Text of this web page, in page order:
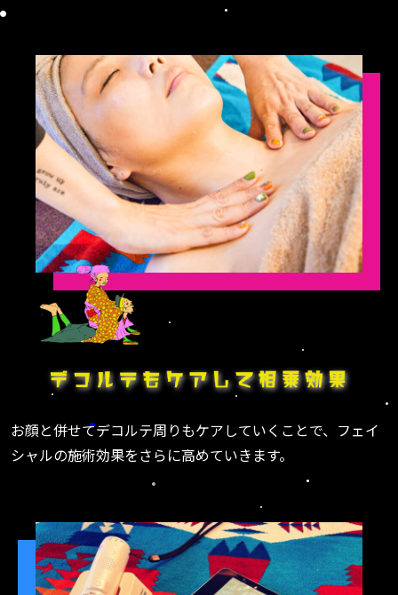
お顔と併せてデコルテ周りもケアしていくことで、フェイ
シャルの施術効果をさらに高めていきます。